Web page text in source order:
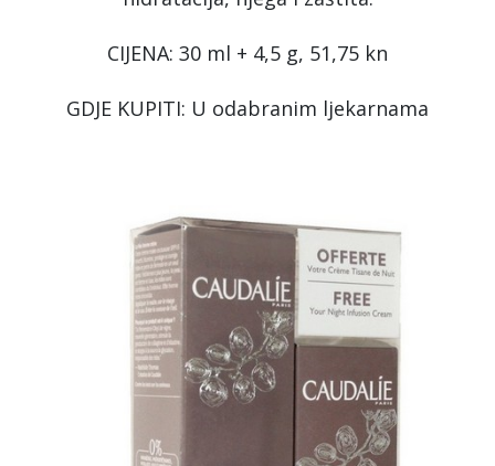
CIJENA: 30 ml + 4,5 g, 51,75 kn
GDJE KUPITI: U odabranim ljekarnama